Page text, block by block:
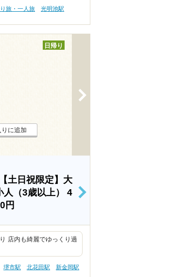
旅・一人旅
光明池駅
日帰り
に追加
【土日祝限定】大
人（3歳以上） 4
円
>
店内も綺麗でゆっくり過
堺市駅 北花田駅
新金岡駅